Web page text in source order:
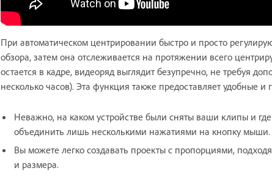
При автоматическом центрировании быстро и просто
обзора, затем она отслеживается на протяжении всего
остается в кадре, видеоряд выглядит безупречно, не требуя
несколько часов). Эта функция также предоставляет удобные
Неважно, на каком устройстве были сняты ваши клипы и
объединить лишь несколькими нажатиями на кнопку мыши.
Вы можете легко создавать проекты с пропорциями,
и размера.